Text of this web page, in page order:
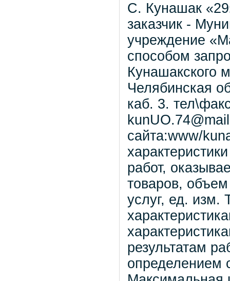
С. Кунашак
заказчик -
учреждение
способом
Кунашакского
Челябинская
каб. 3.
сайта:www/
работ,
товаров,
услуг, ед. изм.
результатам
определением